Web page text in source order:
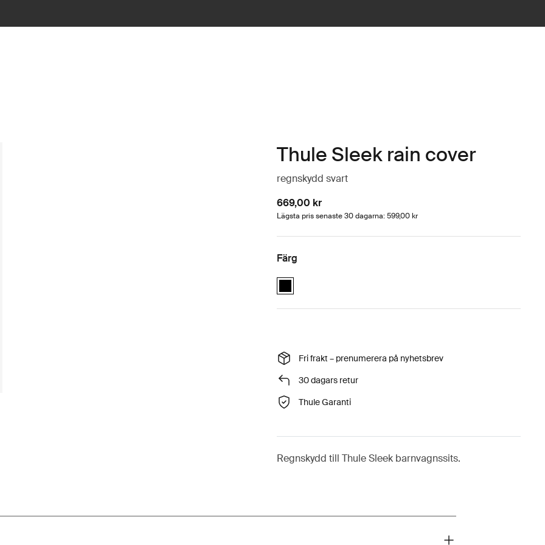
Thule Sleek rain cover
regnskydd svart
669,00 kr
Lägsta pris senaste 30 dagarna: 599,00 kr
Färg
Thule Sleek rain cover Svart (selected)
Fri frakt – prenumerera på nyhetsbrev
30 dagars retur
Thule Garanti
Regnskydd till Thule Sleek barnvagnssits.